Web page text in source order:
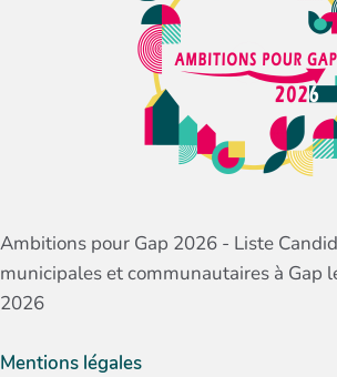
Ambitions pour Gap 2026 - Liste
municipales et communautaires à Gap
2026
Mentions légales